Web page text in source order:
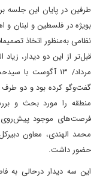
طرفین در پایان این
بویژه در فلسطین و لبنان
نظامی به‌منظور اتخاذ
مرداد/ ۱۳ آگوست با
گفت‌و‌گو کرده بود و دو طرف
منطقه را مورد بحث و
فرصت‌های موجود پیش‌روی
محمد الهندی، معاون
حضور داشت.